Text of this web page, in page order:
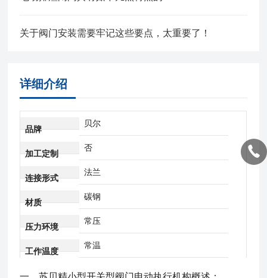
关于阀门安装需要牢记这些要点，太重要了！
详细介绍
品牌
贝尔
加工定制
否
连接形式
法兰
材质
碳钢
压力环境
常压
工作温度
常温